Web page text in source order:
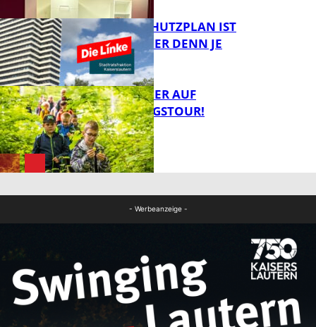
FB Gesundheit
FB News
EIN HITZESCHUTZPLAN IST
NOTWENDIGER DENN JE
MIT DEM JÄGER AUF
ENTDECKUNGSTOUR!
- Werbeanzeige -